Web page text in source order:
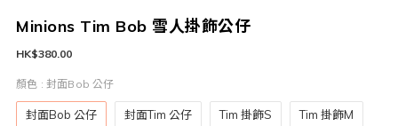
Minions Tim Bob 雪人掛飾公仔
HK$380.00
顏色 : 封面Bob 公仔
封面Bob 公仔 封面Tim 公仔 Tim 掛飾S Tim 掛飾M